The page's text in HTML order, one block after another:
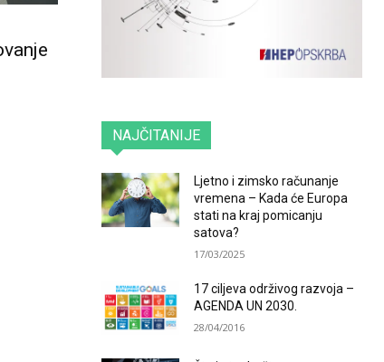
NAJČITANIJE
Ljetno i zimsko računanje
vremena – Kada će Europa
stati na kraj pomicanju
satova?
17/03/2025
17 ciljeva održivog razvoja –
AGENDA UN 2030.
28/04/2016